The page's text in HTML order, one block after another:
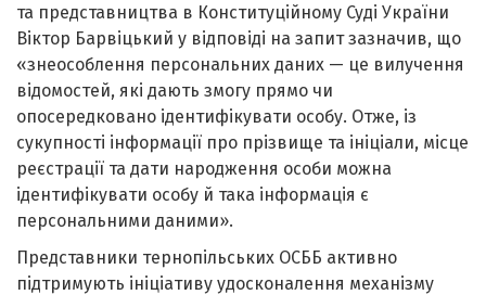
та представництва в Конституційному Суді України
Віктор Барвіцький у відповіді на запит зазначив, що
«знеособлення персональних даних — це вилучення
відомостей, які дають змогу прямо чи
опосередковано ідентифікувати особу. Отже, із
сукупності інформації про прізвище та ініціали, місце
реєстрації та дати народження особи можна
ідентифікувати особу й така інформація є
персональними даними».
Представники тернопільських ОСББ активно
підтримують ініціативу удосконалення механізму